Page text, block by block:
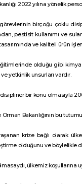
2022 yılına yönelik
görevlerinin birçoğu çoklu
pestisit kullanımı ve
ve kaliteli ürün
olduğu gibi
yetkinlik unsurları vardır.
disipliner bir konu olmasıyla
Orman Bakanlığının bu
krize bağlı olarak
olduğunu ve böylelikle
ülkemiz